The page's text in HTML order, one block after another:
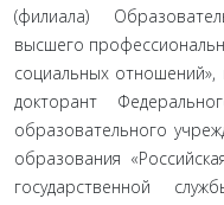
(филиала)
высшего
социальных отношений»,
докторант
образовательного
образования
государственной